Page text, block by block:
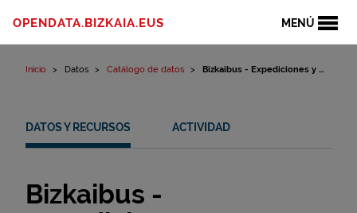
MENÚ
OPENDATA.BIZKAIA.EUS
Inicio Datos Catálogo de datos Bizkaibus - Expediciones y ...
DATOS Y RECURSOS ACTIVIDAD
Bizkaibus -